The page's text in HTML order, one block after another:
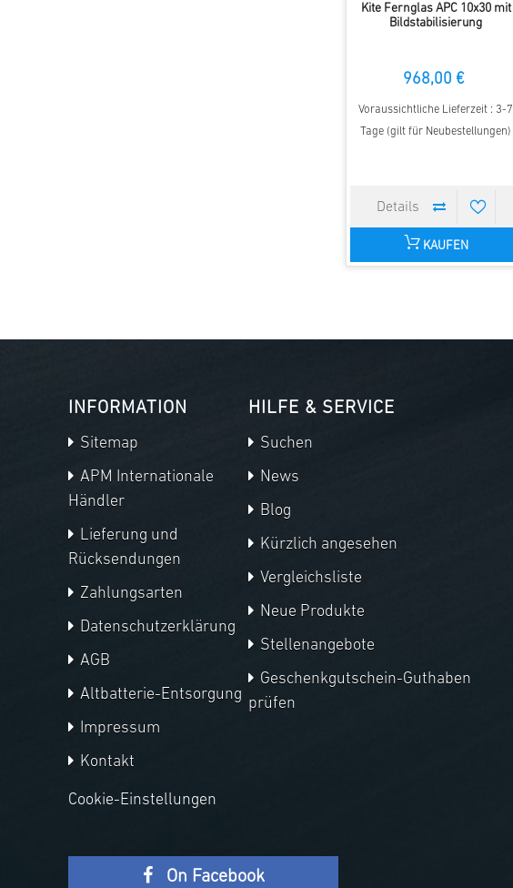
Kite Fernglas APC 10x30 mit
Bildstabilisierung
968,00 €
Voraussichtliche Lieferzeit : 3-7
Tage (gilt für Neubestellungen)
KAUFEN
INFORMATION
Sitemap
APM Internationale
Händler
Lieferung und
Rücksendungen
Zahlungsarten
Datenschutzerklärung
AGB
Altbatterie-Entsorgung
Impressum
Kontakt
HILFE & SERVICE
Suchen
News
Blog
Kürzlich angesehen
Vergleichsliste
Neue Produkte
Stellenangebote
Geschenkgutschein-Guthaben
prüfen
Cookie-Einstellungen
On Facebook